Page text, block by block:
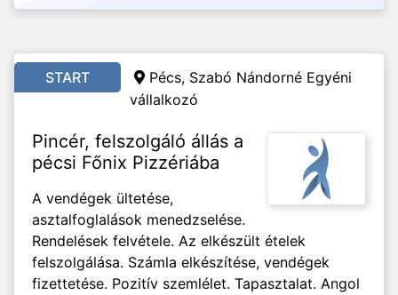
START
Pécs, Szabó Nándorné Egyéni
vállalkozó
Pincér, felszolgáló állás a
pécsi Főnix Pizzériába
A vendégek ültetése,
asztalfoglalások menedzselése.
Rendelések felvétele. Az elkészült ételek
felszolgálása. Számla elkészítése, vendégek
fizettetése. Pozitív szemlélet. Tapasztalat. Angol